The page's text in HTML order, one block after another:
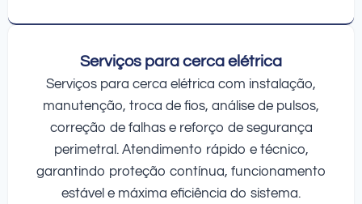
Serviços para cerca elétrica
Serviços para cerca elétrica com instalação,
manutenção, troca de fios, análise de pulsos,
correção de falhas e reforço de segurança
perimetral. Atendimento rápido e técnico,
garantindo proteção contínua, funcionamento
estável e máxima eficiência do sistema.